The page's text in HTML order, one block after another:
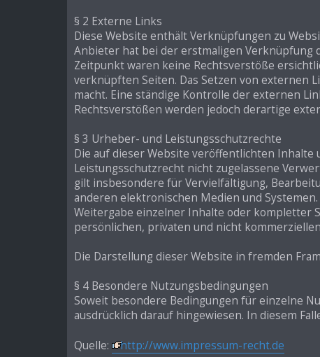
§ 2 Externe Links
Diese Website enthält Verknüpfungen zu
Anbieter hat bei der erstmaligen Verknüpfung
Zeitpunkt waren keine Rechtsverstöße
verknüpften Seiten. Das Setzen von externen
macht. Eine ständige Kontrolle der externen
Rechtsverstößen werden jedoch derartige
§ 3 Urheber- und Leistungsschutzrechte
Die auf dieser Website veröffentlichten
Leistungsschutzrecht nicht zugelassene
gilt insbesondere für Vervielfältigung,
anderen elektronischen Medien und
Weitergabe einzelner Inhalte oder kompletter
persönlichen, privaten und nicht
Die Darstellung dieser Website in fremden
§ 4 Besondere Nutzungsbedingungen
Soweit besondere Bedingungen für einzelne
ausdrücklich darauf hingewiesen. In diesem
Quelle: http://www.impressum-recht.de